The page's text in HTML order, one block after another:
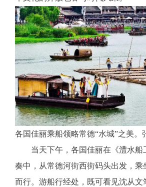
各国佳丽乘船领略常德“水城”之美。
当天下午，各国佳丽在《澧水船
奏中，从常德河街西街码头出发，
而行。游船行经处，既可看见沈从文